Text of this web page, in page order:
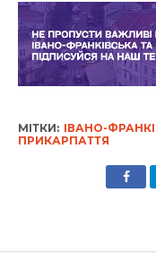
МІТКИ: ІВАНО-
ПРИКАРПАТТЯ